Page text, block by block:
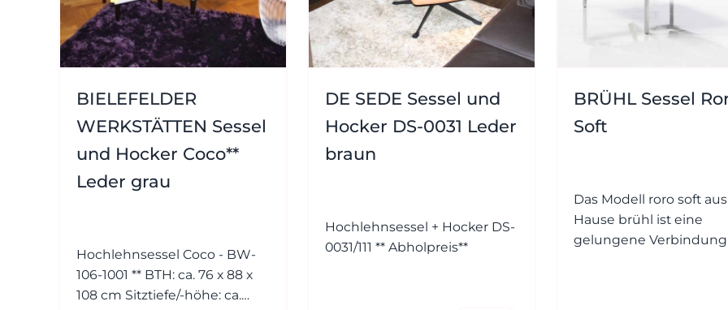
BIELEFELDER
WERKSTÄTTEN Sessel
und Hocker Coco**
Leder grau
Hochlehnsessel Coco - BW-
106-1001 ** BTH: ca. 76 x 88 x
108 cm Sitztiefe/-höhe: ca.
DE SEDE Sessel und
Hocker DS-0031 Leder
braun
Hochlehnsessel + Hocker DS-
0031/111 ** Abholpreis**
BRÜHL Sessel
Soft
Das Modell roro soft
Hause brühl ist eine
gelungene Verbindung